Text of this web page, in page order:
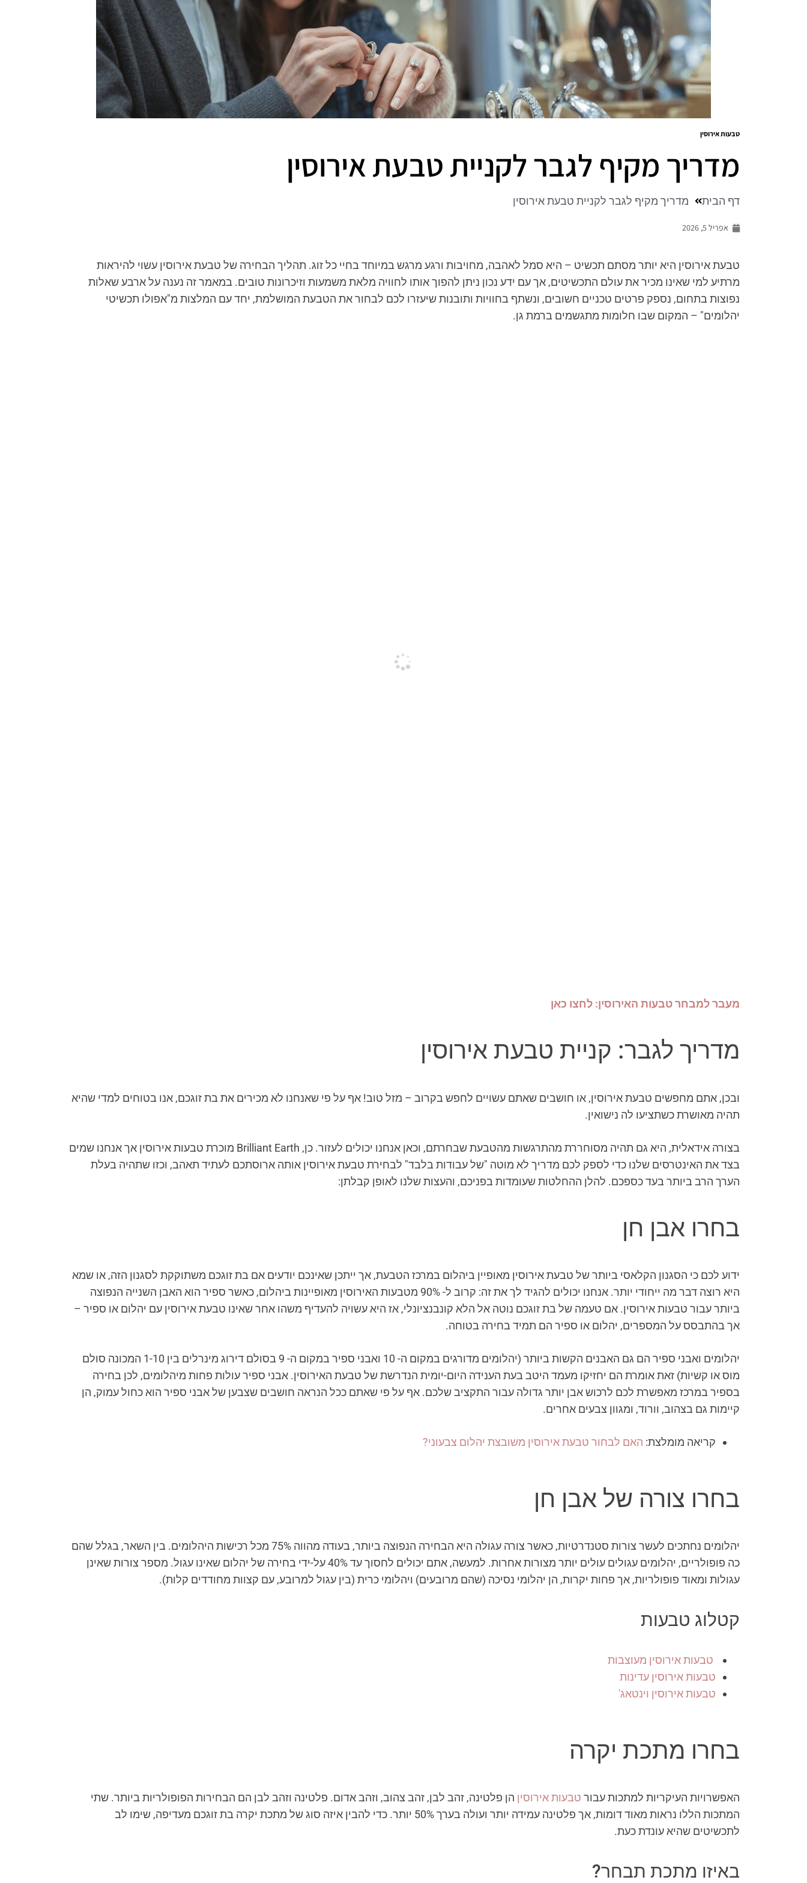
טבעות אירוסין
מדריך מקיף לגבר לקניית טבעת אירוסין
דף הבית מדריך מקיף לגבר לקניית טבעת אירוסין
אפריל 5, 2026
טבעת אירוסין היא יותר מסתם תכשיט – היא סמל לאהבה, מחויבות ורגע מרגש במיוחד בחיי כל זוג. תהליך הבחירה של טבעת אירוסין עשוי להיראות
מרתיע למי שאינו מכיר את עולם התכשיטים, אך עם ידע נכון ניתן להפוך אותו לחוויה מלאת משמעות וזיכרונות טובים. במאמר זה נענה על ארבע שאלות
נפוצות בתחום, נספק פרטים טכניים חשובים, ונשתף בחוויות ותובנות שיעזרו לכם לבחור את הטבעת המושלמת, יחד עם המלצות מ"אפולו תכשיטי
יהלומים" – המקום שבו חלומות מתגשמים ברמת גן.
מעבר למבחר טבעות האירוסין: לחצו כאן
מדריך לגבר: קניית טבעת אירוסין
ובכן, אתם מחפשים טבעת אירוסין, או חושבים שאתם עשויים לחפש בקרוב – מזל טוב! אף על פי שאנחנו לא מכירים את בת זוגכם, אנו בטוחים למדי שהיא
תהיה מאושרת כשתציעו לה נישואין.
בצורה אידאלית, היא גם תהיה מסוחררת מהתרגשות מהטבעת שבחרתם, וכאן אנחנו יכולים לעזור. כן, Brilliant Earth מוכרת טבעות אירוסין אך אנחנו שמים
בצד את האינטרסים שלנו כדי לספק לכם מדריך לא מוטה "של עבודות בלבד" לבחירת טבעת אירוסין אותה ארוסתכם לעתיד תאהב, וכזו שתהיה בעלת
הערך הרב ביותר בעד כספכם. להלן ההחלטות שעומדות בפניכם, והעצות שלנו לאופן קבלתן:
בחרו אבן חן
ידוע לכם כי הסגנון הקלאסי ביותר של טבעת אירוסין מאופיין ביהלום במרכז הטבעת, אך ייתכן שאינכם יודעים אם בת זוגכם משתוקקת לסגנון הזה, או שמא
היא רוצה דבר מה ייחודי יותר. אנחנו יכולים להגיד לך את זה: קרוב ל- 90% מטבעות האירוסין מאופיינות ביהלום, כאשר ספיר הוא האבן השנייה הנפוצה
ביותר עבור טבעות אירוסין. אם טעמה של בת זוגכם נוטה אל הלא קונבנציונלי, אז היא עשויה להעדיף משהו אחר שאינו טבעת אירוסין עם יהלום או ספיר –
אך בהתבסס על המספרים, יהלום או ספיר הם תמיד בחירה בטוחה.
יהלומים ואבני ספיר הם גם האבנים הקשות ביותר (יהלומים מדורגים במקום ה- 10 ואבני ספיר במקום ה- 9 בסולם דירוג מינרלים בין 1-10 המכונה סולם
מוס או קשיות) זאת אומרת הם יחזיקו מעמד היטב בעת הענידה היום-יומית הנדרשת של טבעת האירוסין. אבני ספיר עולות פחות מיהלומים, לכן בחירה
בספיר במרכז מאפשרת לכם לרכוש אבן יותר גדולה עבור התקציב שלכם. אף על פי שאתם ככל הנראה חושבים שצבען של אבני ספיר הוא כחול עמוק, הן
קיימות גם בצהוב, וורוד, ומגוון צבעים אחרים.
קריאה מומלצת: האם לבחור טבעת אירוסין משובצת יהלום צבעוני?
בחרו צורה של אבן חן
יהלומים נחתכים לעשר צורות סטנדרטיות, כאשר צורה עגולה היא הבחירה הנפוצה ביותר, בעודה מהווה 75% מכל רכישות היהלומים. בין השאר, בגלל שהם
כה פופולריים, יהלומים עגולים עולים יותר מצורות אחרות. למעשה, אתם יכולים לחסוך עד 40% על-ידי בחירה של יהלום שאינו עגול. מספר צורות שאינן
עגולות ומאוד פופולריות, אך פחות יקרות, הן יהלומי נסיכה (שהם מרובעים) ויהלומי כרית (בין עגול למרובע, עם קצוות מחודדים קלות).
קטלוג טבעות
טבעות אירוסין מעוצבות
טבעות אירוסין עדינות
טבעות אירוסין וינטאג'
בחרו מתכת יקרה
האפשרויות העיקריות למתכות עבור טבעות אירוסין הן פלטינה, זהב לבן, זהב צהוב, וזהב אדום. פלטינה וזהב לבן הם הבחירות הפופולריות ביותר. שתי
המתכות הללו נראות מאוד דומות, אך פלטינה עמידה יותר ועולה בערך 50% יותר. כדי להבין איזה סוג של מתכת יקרה בת זוגכם מעדיפה, שימו לב
לתכשיטים שהיא עונדת כעת.
באיזו מתכת תבחר?